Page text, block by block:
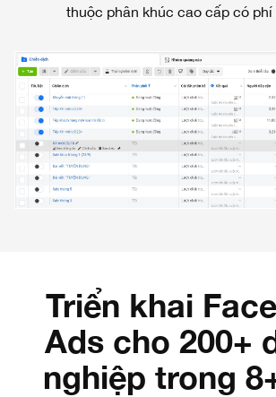
thuộc phân khúc cao cấp có phí
Triển khai
Ads cho 200+
nghiệp trong